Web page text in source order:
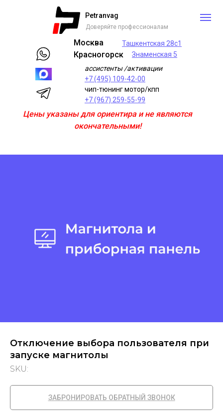
Ташкентская 28с1
Знаменская 5
ассистенты /активации
+7 (495) 109-42-00
чип-тюнинг мотор/кпп
+7 (967) 259-55-99
Москва
Красногорск
Petranvag
Доверяйте профессионалам
Цены указаны для ориентира и не являются
окончательными!
Отключение выбора пользователя при
запуске магнитолы
SKU:
ЗАБРОНИРОВАТЬ ОБРАТНЫЙ ЗВОНОК